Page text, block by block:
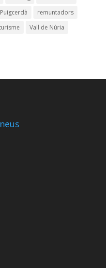
Puigcerdà
remuntadors
Vall de Núria